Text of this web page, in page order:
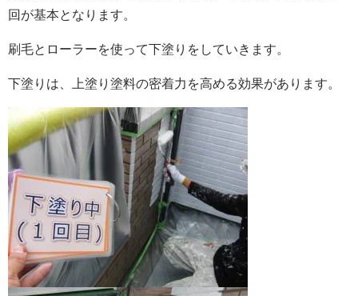
回が基本となります。
刷毛とローラーを使って下塗りをしていきます。
下塗りは、上塗り塗料の密着力を高める効果があります。